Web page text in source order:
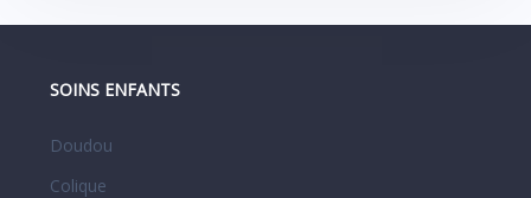
SOINS ENFANTS
Doudou
Colique